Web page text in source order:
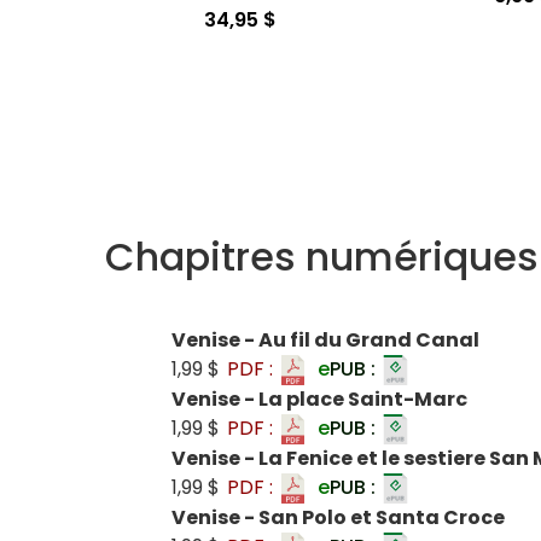
34,95 $
Chapitres numériques
Venise - Au fil du Grand Canal
1,99 $ PDF : ePUB :
Venise - La place Saint-Marc
1,99 $ PDF : ePUB :
Venise - La Fenice et le sestiere San
1,99 $ PDF : ePUB :
Venise - San Polo et Santa Croce